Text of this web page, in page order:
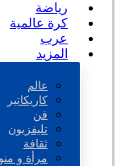
رياضة
كرة عالمية
عرب
المزيد
عالم
كاريكاتير
فن
تليفزيون
ثقافة
مرأة و